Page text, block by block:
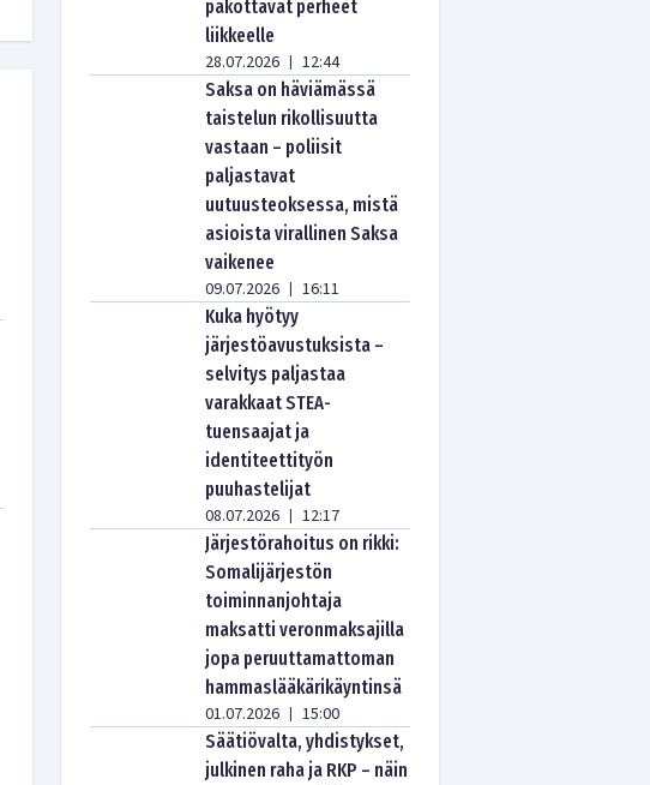
pakottavat perheet
liikkeelle
28.07.2026 | 12:44
Saksa on häviämässä
taistelun rikollisuutta
vastaan – poliisit
paljastavat
uutuusteoksessa, mistä
asioista virallinen Saksa
vaikenee
09.07.2026 | 16:11
Kuka hyötyy
järjestöavustuksista –
selvitys paljastaa
varakkaat STEA-
tuensaajat ja
identiteettityön
puuhastelijat
08.07.2026 | 12:17
Järjestörahoitus on rikki:
Somalijärjestön
toiminnanjohtaja
maksatti veronmaksajilla
jopa peruuttamattoman
hammaslääkärikäyntinsä
01.07.2026 | 15:00
Säätiövalta, yhdistykset,
julkinen raha ja RKP – näin